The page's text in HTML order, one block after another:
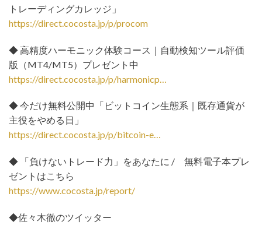
トレーディングカレッジ」
https://direct.cocosta.jp/p/procom
◆ 高精度ハーモニック体験コース｜自動検知ツール評価
版（MT4/MT5）プレゼント中
https://direct.cocosta.jp/p/harmonicp…
◆ 今だけ無料公開中「ビットコイン生態系｜既存通貨が
主役をやめる日」
https://direct.cocosta.jp/p/bitcoin-e…
◆ 「負けないトレード力」をあなたに / 無料電子本プレ
ゼントはこちら
https://www.cocosta.jp/report/
◆佐々木徹のツイッター